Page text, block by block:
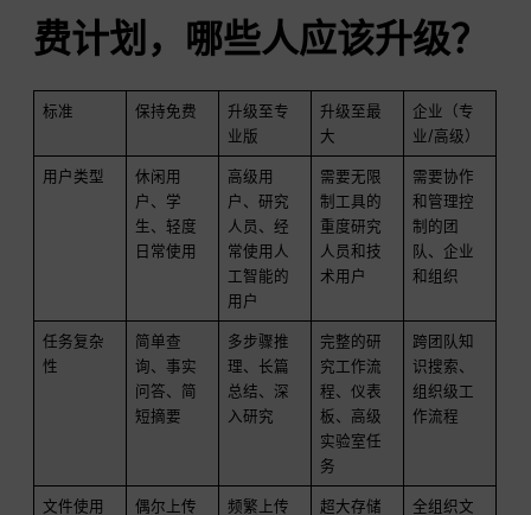
费计划，哪些人应该升级？
标准 保持免费
升级至专
业版
升级至最
大
企业（专
业/高级）
用户类型
休闲用
户、学
生、轻度
日常使用
高级用
户、研究
人员、经
常使用人
工智能的
用户
需要无限
制工具的
重度研究
人员和技
术用户
需要协作
和管理控
制的团
队、企业
和组织
任务复杂
性
简单查
询、事实
问答、简
短摘要
多步骤推
理、长篇
总结、深
入研究
完整的研
究工作流
程、仪表
板、高级
实验室任
务
跨团队知
识搜索、
组织级工
作流程
文件使用 偶尔上传 频繁上传 超大存储 全组织文